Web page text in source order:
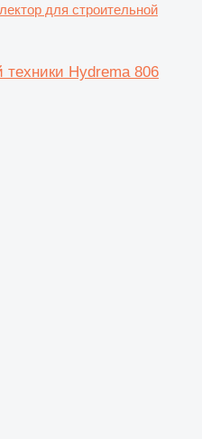
для строительной
техники Hydrema 806